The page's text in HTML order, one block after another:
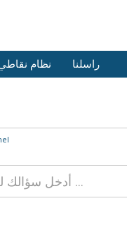
نظام راسلنا